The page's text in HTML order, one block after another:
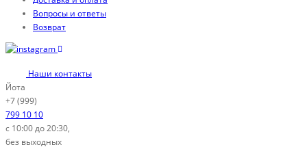
Вопросы и ответы
Возврат
Наши контакты
Йота
+7 (999)
799 10 10
с 10:00 до 20:30,
без выходных